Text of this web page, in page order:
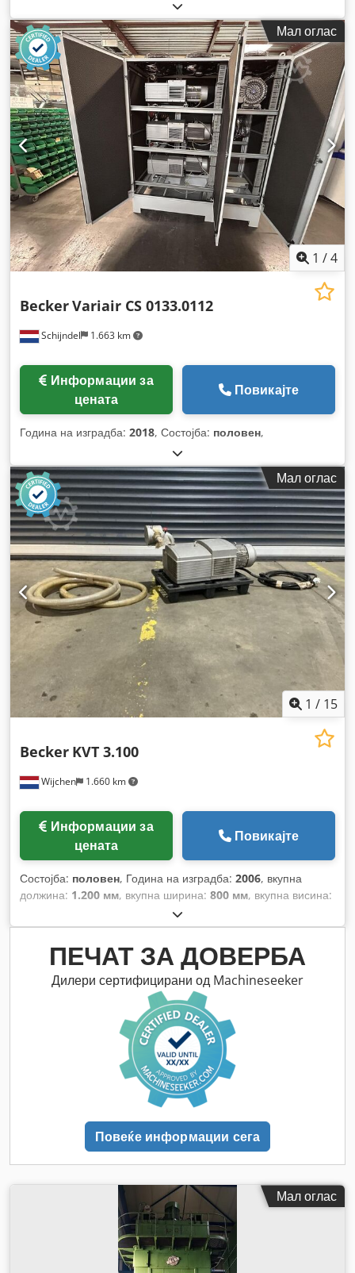
Мал оглас
1 /4
Schijndel 1.663 km
BeckerVariair CS 0133.0112
цената
Повикајте
Година на изградба: 2018, Состојба: половен,
Мал оглас
1 / 15
Wijchen 1.660 km
Becker KVT 3.100
цената
Повикајте
Состојба: половен, Година на изградба: 2006, вкупна
должина: 1.200 мм, вкупна ширина: 800 мм, вкупна висина:
ПЕЧАТ ЗА ДОВЕРБА
Дилери сертифицирани од Machineseeker
Повеќе информации сега
Мал оглас